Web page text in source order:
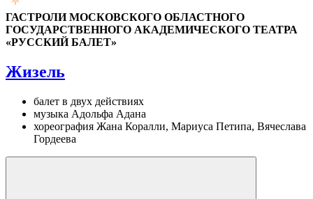
ГАСТРОЛИ МОСКОВСКОГО ОБЛАСТНОГО
ГОСУДАРСТВЕННОГО АКАДЕМИЧЕСКОГО ТЕАТРА
«РУССКИЙ БАЛЕТ»
Жизель
балет в двух действиях
музыка Адольфа Адана
хореография Жана Коралли, Мариуса Петипа, Вячеслава
Гордеева